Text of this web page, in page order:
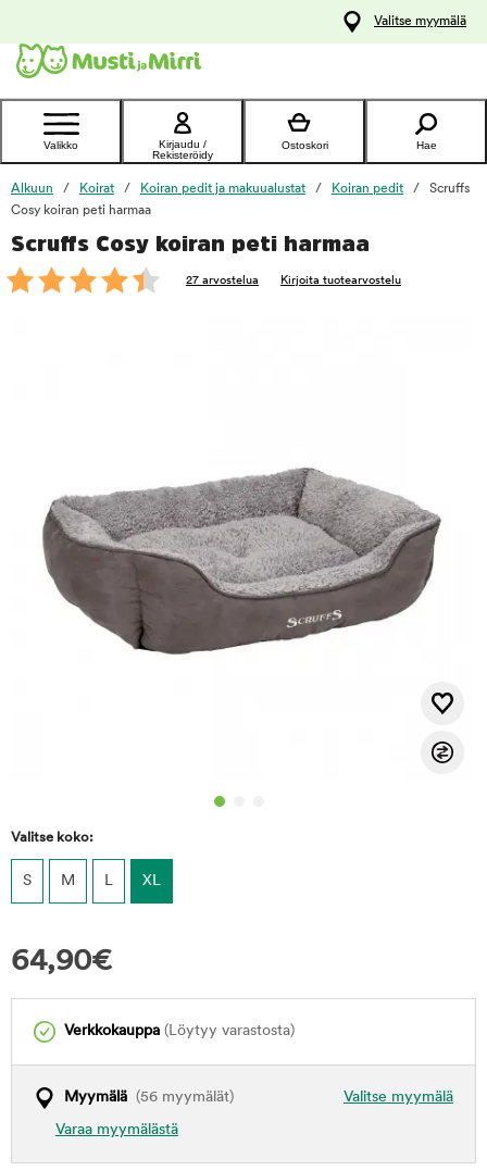
Ota yhteyttä
asiakaspalveluun
Valitse myymälä
Valikko
Kirjaudu /
Rekisteröidy
Ostoskori Hae
Alkuun Koirat Koiran pedit ja makuualustat Koiran pedit
Scruffs
Cosy koiran peti harmaa
Scruffs Cosy koiran peti harmaa
27 arvostelua Kirjoita tuotearvostelu
Valitse koko:
S M L XL
64,90€
Verkkokauppa (Löytyy varastosta)
Valitse myymälä
Myymälä (56 myymälät)
Varaa myymälästä
foo